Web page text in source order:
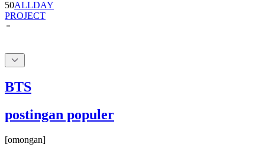
BTS
postingan populer
[omongan]